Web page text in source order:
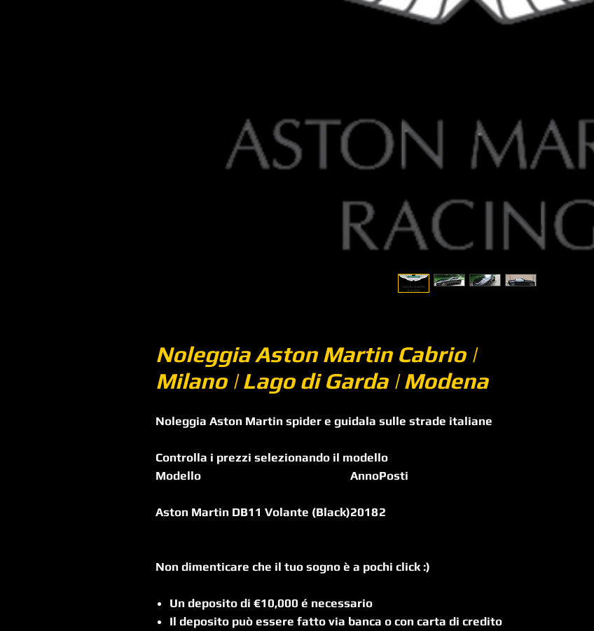
Noleggia Aston Martin Cabrio |
Milano | Lago di Garda | Modena
Noleggia Aston Martin spider e guidala sulle strade italiane
Controlla i prezzi selezionando il modello
Modello
AnnoPosti
Aston Martin DB11 Volante (Black)20182
Non dimenticare che il tuo sogno è a pochi click :)
Un deposito di €10,000 é necessario
Il deposito può essere fatto via banca o con carta di credito